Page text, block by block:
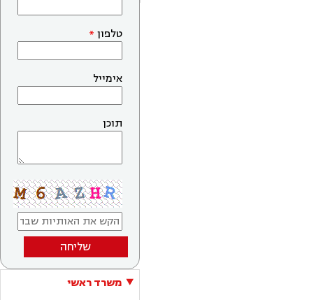
טלפון
אימייל
תוכן
שליחה
משרד ראשי